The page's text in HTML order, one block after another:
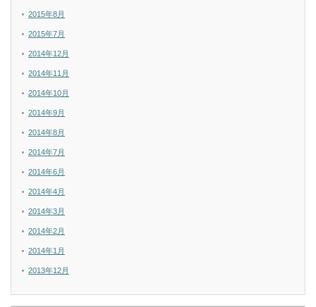
2015年8月
2015年7月
2014年12月
2014年11月
2014年10月
2014年9月
2014年8月
2014年7月
2014年6月
2014年4月
2014年3月
2014年2月
2014年1月
2013年12月